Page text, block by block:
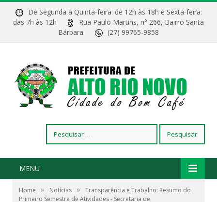
De Segunda a Quinta-feira: de 12h às 18h e Sexta-feira:
das 7h às 12h
Rua Paulo Martins, n° 266, Bairro Santa
Bárbara
(27) 99765-9858
por:
MENU
Home » Notícias »
Transparência e Trabalho: Resumo do
Primeiro Semestre de Atividades - Secretaria de